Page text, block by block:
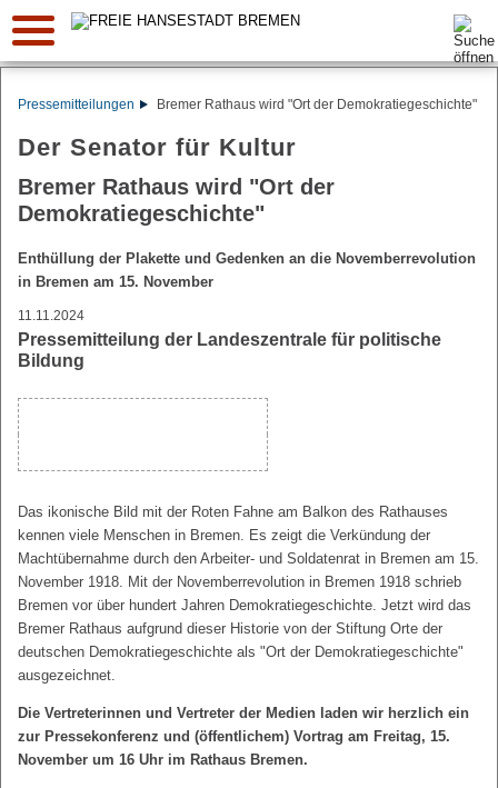
Suche:
Pressemitteilungen Bremer Rathaus wird "Ort der Demokratiegeschichte"
Der Senator für Kultur
Bremer Rathaus wird "Ort der
Demokratiegeschichte"
Enthüllung der Plakette und Gedenken an die Novemberrevolution
in Bremen am 15. November
11.11.2024
Pressemitteilung der Landeszentrale für politische
Bildung
Das ikonische Bild mit der Roten Fahne am Balkon des Rathauses
kennen viele Menschen in Bremen. Es zeigt die Verkündung der
Machtübernahme durch den Arbeiter- und Soldatenrat in Bremen am 15.
November 1918. Mit der Novemberrevolution in Bremen 1918 schrieb
Bremen vor über hundert Jahren Demokratiegeschichte. Jetzt wird das
Bremer Rathaus aufgrund dieser Historie von der Stiftung Orte der
deutschen Demokratiegeschichte als "Ort der Demokratiegeschichte"
ausgezeichnet.
Die Vertreterinnen und Vertreter der Medien laden wir herzlich ein
zur Pressekonferenz und (öffentlichem) Vortrag am Freitag, 15.
November um 16 Uhr im Rathaus Bremen.